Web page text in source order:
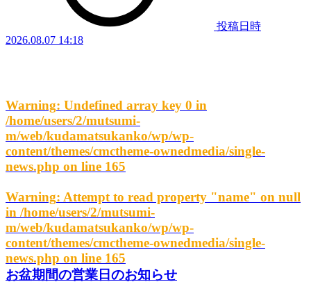
投稿日時
2026.08.07 14:18
Warning: Undefined array key 0 in
/home/users/2/mutsumi-
m/web/kudamatsukanko/wp/wp-
content/themes/cmctheme-ownedmedia/single-
news.php on line 165
Warning: Attempt to read property "name" on null
in /home/users/2/mutsumi-
m/web/kudamatsukanko/wp/wp-
content/themes/cmctheme-ownedmedia/single-
news.php on line 165
お盆期間の営業日のお知らせ